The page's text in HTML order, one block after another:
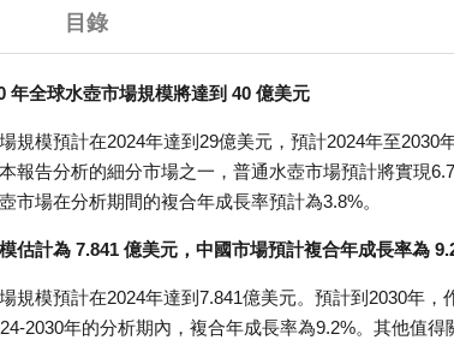
目錄
年全球水壺市場規模將達到 40 億美元
規模預計在2024年達到29億美元，預計2024年至2030
報告分析的細分市場之一，普通水壺市場預計將實現
市場在分析期間的複合年成長率預計為3.8%。
估計為 7.841 億美元，中國市場預計複合年成長率為
規模預計在2024年達到7.841億美元。預計到2030年
2030年的分析期內，複合年成長率為9.2%。其他值